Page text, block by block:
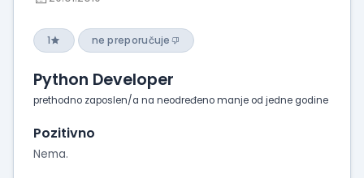
1 ne preporučuje
Python Developer
prethodno zaposlen/a na neodređeno manje od jedne godine
Pozitivno
Nema.